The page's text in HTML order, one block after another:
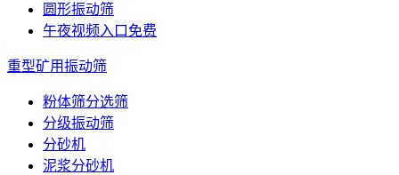
圆形振动筛
午夜视频入口免费
重型矿用振动筛
粉体筛分选筛
分级振动筛
分砂机
泥浆分砂机